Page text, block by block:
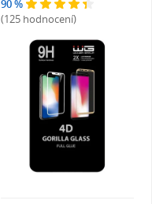
90 %
(125 hodnocení)